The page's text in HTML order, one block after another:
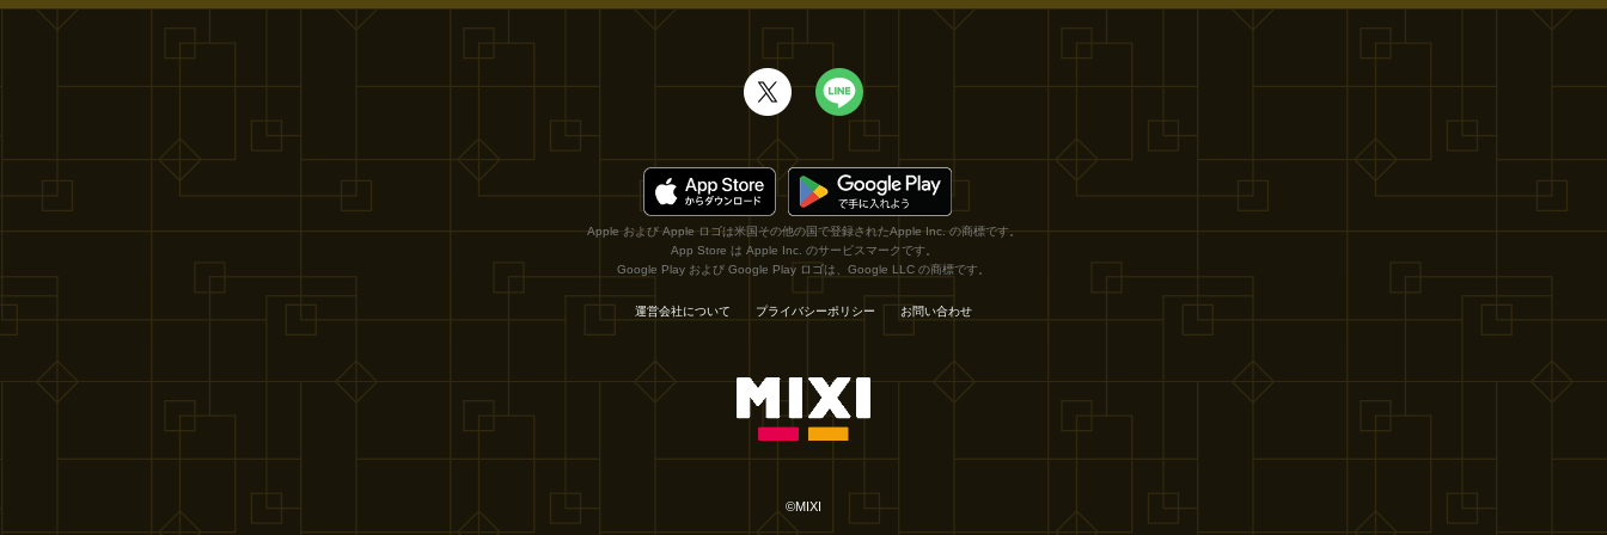
Apple および Apple ロゴは米国その他の国で登録されたApple Inc. の商標です。
App Store は Apple Inc. のサービスマークです。
Google Play および Google Play ロゴは、Google LLC の商標です。
運営会社について プライバシーポリシー お問い合わせ
©MIXI